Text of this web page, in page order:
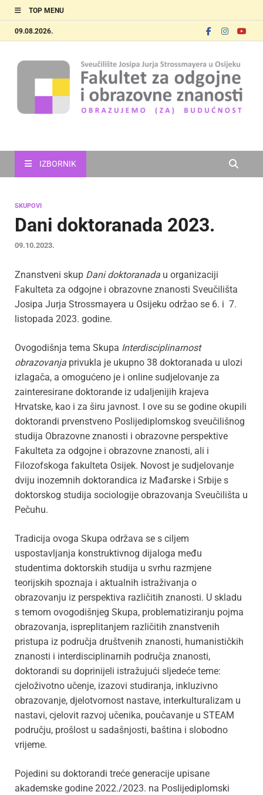
TOP MENU
09.08.2026.
IZBORNIK
SKUPOVI
Dani doktoranada 2023.
09.10.2023.
Znanstveni skup Dani doktoranada u organizaciji
Fakulteta za odgojne i obrazovne znanosti Sveučilišta
Josipa Jurja Strossmayera u Osijeku održao se 6. i 7.
listopada 2023. godine.
Ovogodišnja tema Skupa Interdisciplinarnost
obrazovanja privukla je ukupno 38 doktoranada u ulozi
izlagača, a omogućeno je i online sudjelovanje za
zainteresirane doktorande iz udaljenijih krajeva
Hrvatske, kao i za širu javnost. I ove su se godine okupili
doktorandi prvenstveno Poslijediplomskog sveučilišnog
studija Obrazovne znanosti i obrazovne perspektive
Fakulteta za odgojne i obrazovne znanosti, ali i
Filozofskoga fakulteta Osijek. Novost je sudjelovanje
dviju inozemnih doktorandica iz Mađarske i Srbije s
doktorskog studija sociologije obrazovanja Sveučilišta u
Pečuhu.
Tradicija ovoga Skupa održava se s ciljem
uspostavljanja konstruktivnog dijaloga među
studentima doktorskih studija u svrhu razmjene
teorijskih spoznaja i aktualnih istraživanja o
obrazovanju iz perspektiva različitih znanosti. U skladu
s temom ovogodišnjeg Skupa, problematiziranju pojma
obrazovanja, ispreplitanjem različitih znanstvenih
pristupa iz područja ​društvenih znanosti, humanističkih
znanosti i interdisciplinarnih područja znanosti,
doktorandi su doprinijeli istražujući sljedeće teme:
cjeloživotno učenje, izazovi studiranja, inkluzivno
obrazovanje, djelotvornost nastave, interkulturalizam u
nastavi, cjelovit razvoj učenika, poučavanje u STEAM
području, prošlost u sadašnjosti, baština i slobodno
vrijeme.
Pojedini su doktorandi treće generacije upisane
akademske godine 2022./2023. na Poslijediplomski